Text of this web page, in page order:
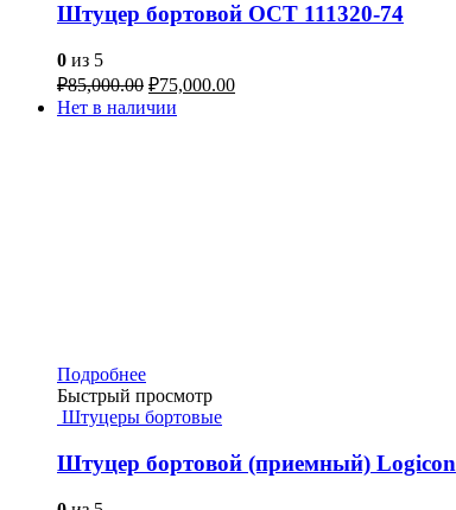
Штуцер бортовой ОСТ 111320-74
0 из 5
₽85,000.00 ₽75,000.00
Нет в наличии
Подробнее
Быстрый просмотр
Штуцеры бортовые
Штуцер бортовой (приемный) Logicon